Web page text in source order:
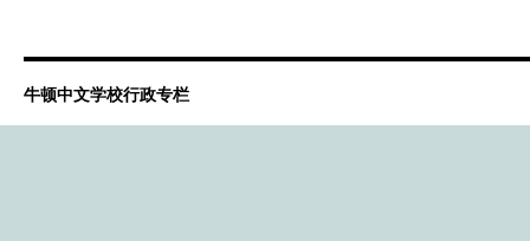
牛顿中文学校行政专栏